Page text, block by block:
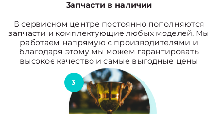
3апчасти в наличии
В сервисном центре постоянно пополняются
запчасти и комплектующие любых моделей. Мы
работаем напрямую с производителями и
благодаря этому мы можем гарантировать
высокое качество и самые выгодные цены
3